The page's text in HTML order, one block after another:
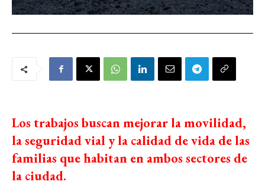
Los trabajos buscan mejorar la movilidad,
la seguridad vial y la calidad de vida de las
familias que habitan en ambos sectores de
la ciudad.